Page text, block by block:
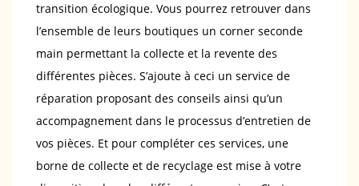
transition écologique. Vous pourrez retrouver dans
l’ensemble de leurs boutiques un corner seconde
main permettant la collecte et la revente des
différentes pièces. S’ajoute à ceci un service de
réparation proposant des conseils ainsi qu’un
accompagnement dans le processus d’entretien de
vos pièces. Et pour compléter ces services, une
borne de collecte et de recyclage est mise à votre